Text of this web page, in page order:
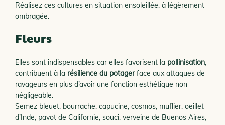
Réalisez ces cultures en situation ensoleillée, à légèrement
ombragée.
Fleurs
Elles sont indispensables car elles favorisent la pollinisation,
contribuent à la résilience du potagerface aux attaques de
ravageurs en plus d’avoir une fonction esthétique non
négligeable.
Semez bleuet, bourrache, capucine, cosmos, muflier, oeillet
d’Inde, pavot de Californie, souci, verveine de Buenos Aires,